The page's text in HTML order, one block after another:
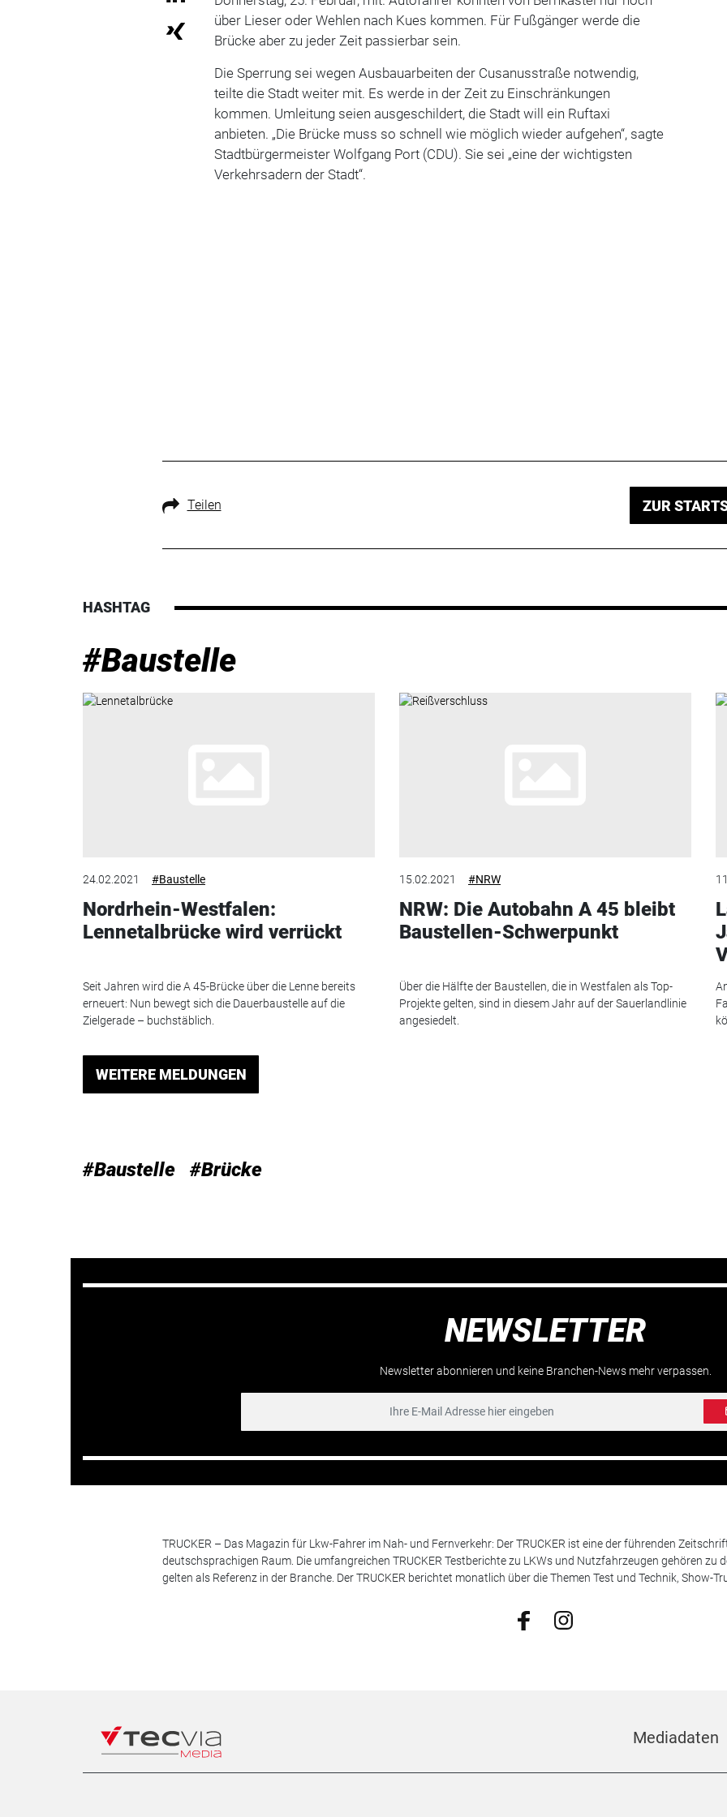
über Lieser oder Wehlen nach Kues kommen. Für Fußgänger werde die
Brücke aber zu jeder Zeit passierbar sein.
Die Sperrung sei wegen Ausbauarbeiten der Cusanusstraße notwendig,
teilte die Stadt weiter mit. Es werde in der Zeit zu Einschränkungen
kommen. Umleitung seien ausgeschildert, die Stadt will ein Ruftaxi
anbieten. „Die Brücke muss so schnell wie möglich wieder aufgehen“, sagte
Stadtbürgermeister Wolfgang Port (CDU). Sie sei „eine der wichtigsten
Verkehrsadern der Stadt“.
Teilen ZUR
HASHTAG
#Baustelle
24.02.2021 #Baustelle
Nordrhein-Westfalen:
Lennetalbrücke wird verrückt
Seit Jahren wird die A 45-Brücke über die Lenne bereits
erneuert: Nun bewegt sich die Dauerbaustelle auf die
Zielgerade – buchstäblich.
15.02.2021 #NRW
NRW: Die Autobahn A 45 bleibt
Baustellen-Schwerpunkt
Über die Hälfte der Baustellen, die in Westfalen als Top-
Projekte gelten, sind in diesem Jahr auf der Sauerlandlinie
angesiedelt.
WEITERE MELDUNGEN
#Baustelle #Brücke
NEWSLETTER
Newsletter abonnieren und keine Branchen-News mehr verpassen.
TRUCKER – Das Magazin für Lkw-Fahrer im Nah- und Fernverkehr: Der TRUCKER ist eine der führenden
deutschsprachigen Raum. Die umfangreichen TRUCKER Testberichte zu LKWs und Nutzfahrzeugen gehören zu
gelten als Referenz in der Branche. Der TRUCKER berichtet monatlich über die Themen Test und Technik, Show-
Mediadaten